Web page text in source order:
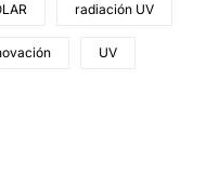
radiación UV
UV